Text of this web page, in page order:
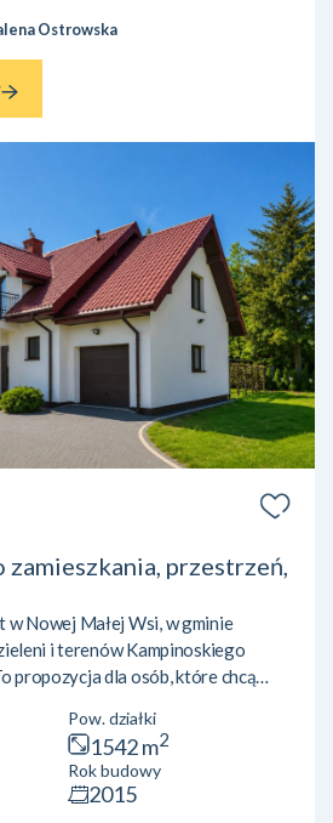
Ostrowska
zamieszkania, przestrzeń,
w Nowej Małej Wsi, w gminie
i terenów Kampinoskiego
propozycja dla osób, które chcą
zyskać przestrzeń,
której trudno doświadczyć w
wymaga kosztownego remontu
przed przeprowadzką.Dom jest
Pow. działki
1542 m2
Rok budowy
2015